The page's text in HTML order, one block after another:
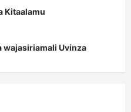
Kitaalamu
wajasiriamali Uvinza